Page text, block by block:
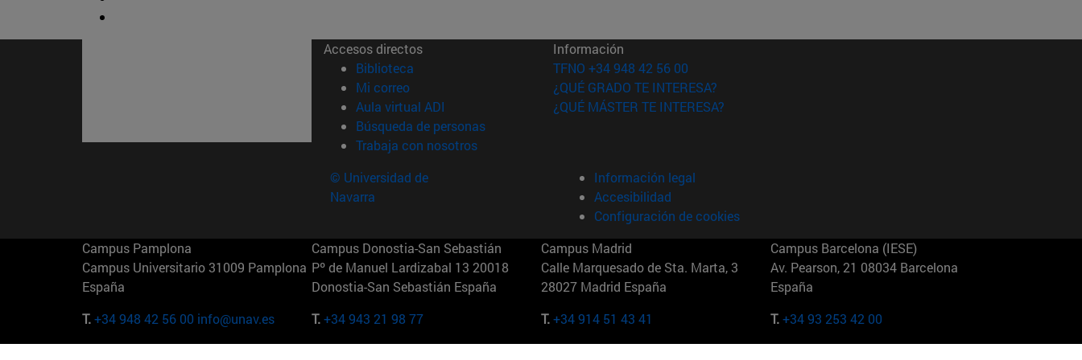
Accesos directos
Biblioteca (abre en nueva ventana)
Mi correo(abre en nueva ventana)
Aula virtual ADI (abre en nueva ventana)
Búsqueda de personas(abre en nueva ventana)
Trabaja con nosotros(abre en nueva ventana)
Información
TFNO +34 948 42 56 00
¿QUÉ GRADO TE INTERESA?
¿QUÉ MÁSTER TE INTERESA?
© Universidad de
Navarra
Información legal
Accesibilidad
Configuración de cookies
Campus Pamplona
Campus Universitario 31009 Pamplona
España
T.+34 948 42 56 00 info@unav.es
Campus Donostia-San Sebastián
Pº de Manuel Lardizabal 13 20018
Donostia-San Sebastián España
T.+34 943 21 98 77
Campus Madrid
Calle Marquesado de Sta. Marta, 3
28027 Madrid España
T.+34 914 51 43 41
Campus Barcelona (IESE)
Av. Pearson, 21 08034 Barcelona
España
T.+34 93 253 42 00